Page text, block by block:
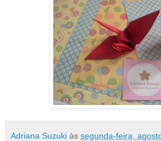
Adriana Suzuki às segunda-feira,